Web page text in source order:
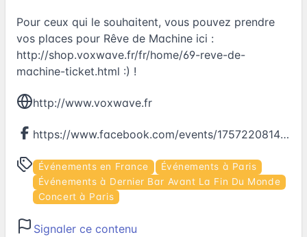
Pour ceux qui le souhaitent, vous pouvez prendre
vos places pour Rêve de Machine ici :
http://shop.voxwave.fr/fr/home/69-reve-de-
machine-ticket.html :) !
http://www.voxwave.fr
https://www.facebook.com/events/1757220814534160
Événements en France
Événements à Paris
Événements à Dernier Bar Avant La Fin Du Monde
Concert à Paris
Signaler ce contenu